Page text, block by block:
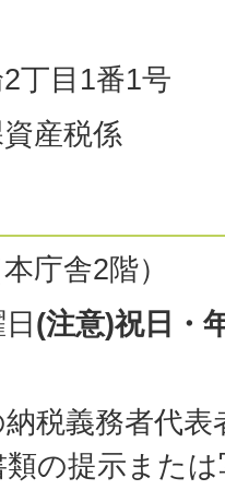
丁目1番1号
産税係
庁舎2階）
(注意)祝日・
税義務者代表
の提示また